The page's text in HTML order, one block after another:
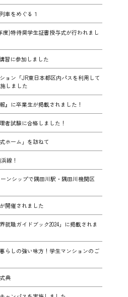
車をめぐる１
度)特待奨学生証書授与式が行われまし
習に参加しました
ョン「JR東日本都区内パスを利用して
しました
』に卒業生が掲載されました！
者試験に合格しました！
ホーム」を訪ねて
線！
ンシップで隅田川駅・隅田川機関区
開催されました
就職ガイドブック2024」に掲載されま
らしの強い味方！学生マンションのご
典